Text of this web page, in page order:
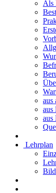
Als
aus
aus
aus
Lehrplan